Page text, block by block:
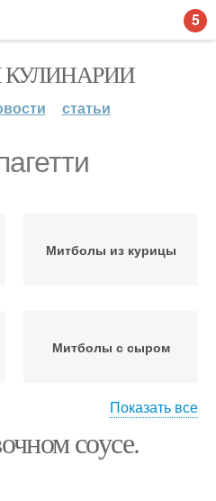
статьи
Митболы из курицы
Митболы с сыром
Митболы в духовке
Показать все
соусе.
5